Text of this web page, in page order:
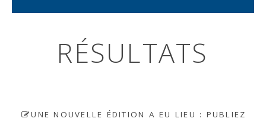
RÉSULTATS
UNE NOUVELLE ÉDITION A EU LIEU : PUBLIEZ